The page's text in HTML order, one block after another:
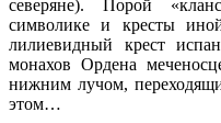
северяне). Порой
символике и кресты
лилиевидный крест
монахов Ордена
нижним лучом,
этом…